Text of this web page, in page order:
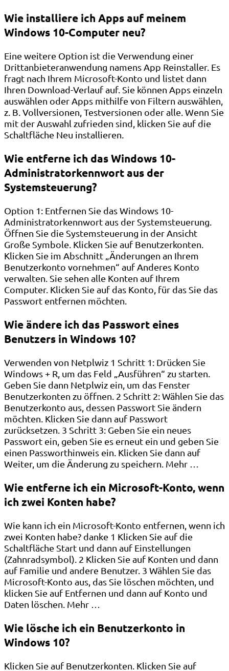
Wie installiere ich Apps auf meinem
Windows 10-Computer neu?
Eine weitere Option ist die Verwendung einer
Drittanbieteranwendung namens App Reinstaller. Es
fragt nach Ihrem Microsoft-Konto und listet dann
Ihren Download-Verlauf auf. Sie können Apps einzeln
auswählen oder Apps mithilfe von Filtern auswählen,
z. B. Vollversionen, Testversionen oder alle. Wenn Sie
mit der Auswahl zufrieden sind, klicken Sie auf die
Schaltfläche Neu installieren.
Wie entferne ich das Windows 10-
Administratorkennwort aus der
Systemsteuerung?
Option 1: Entfernen Sie das Windows 10-
Administratorkennwort aus der Systemsteuerung.
Öffnen Sie die Systemsteuerung in der Ansicht
Große Symbole. Klicken Sie auf Benutzerkonten.
Klicken Sie im Abschnitt „Änderungen an Ihrem
Benutzerkonto vornehmen“ auf Anderes Konto
verwalten. Sie sehen alle Konten auf Ihrem
Computer. Klicken Sie auf das Konto, für das Sie das
Passwort entfernen möchten.
Wie ändere ich das Passwort eines
Benutzers in Windows 10?
Verwenden von Netplwiz 1 Schritt 1: Drücken Sie
Windows + R, um das Feld „Ausführen“ zu starten.
Geben Sie dann Netplwiz ein, um das Fenster
Benutzerkonten zu öffnen. 2 Schritt 2: Wählen Sie das
Benutzerkonto aus, dessen Passwort Sie ändern
möchten. Klicken Sie dann auf Passwort
zurücksetzen. 3 Schritt 3: Geben Sie ein neues
Passwort ein, geben Sie es erneut ein und geben Sie
einen Passworthinweis ein. Klicken Sie dann auf
Weiter, um die Änderung zu speichern. Mehr …
Wie entferne ich ein Microsoft-Konto, wenn
ich zwei Konten habe?
Wie kann ich ein Microsoft-Konto entfernen, wenn ich
zwei Konten habe? danke 1 Klicken Sie auf die
Schaltfläche Start und dann auf Einstellungen
(Zahnradsymbol). 2 Klicken Sie auf Konten und dann
auf Familie und andere Benutzer. 3 Wählen Sie das
Microsoft-Konto aus, das Sie löschen möchten, und
klicken Sie auf Entfernen und dann auf Konto und
Daten löschen. Mehr …
Wie lösche ich ein Benutzerkonto in
Windows 10?
Klicken Sie auf Benutzerkonten. Klicken Sie auf